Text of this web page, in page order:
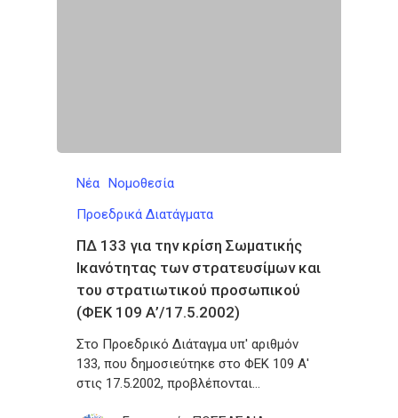
Νέα
Νομοθεσία
Προεδρικά Διατάγματα
ΠΔ 133 για την κρίση Σωματικής
Ικανότητας των στρατευσίμων και
του στρατιωτικού προσωπικού
(ΦΕΚ 109 Α’/17.5.2002)
Στο Προεδρικό Διάταγμα υπ' αριθμόν
133, που δημοσιεύτηκε στο ΦΕΚ 109 Α'
στις 17.5.2002, προβλέπονται…